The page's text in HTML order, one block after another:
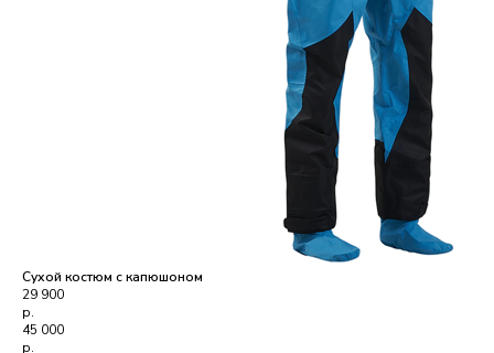
Сухой костюм c капюшоном
29 900
р.
45 000
р.